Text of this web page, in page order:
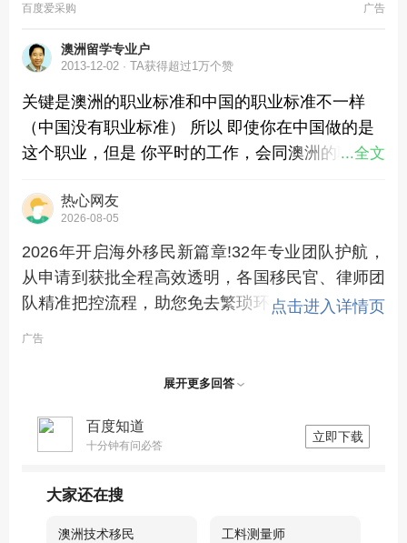
百度爱采购 广告
澳洲留学专业户
2013-12-02 TA获得超过1万个赞
关键是澳洲的职业标准和中国的职业标准不一样
（中国没有职业标准） 所以 即使你在中国做的是
这个职业，但是 你平时的工作，会同澳洲的职业
工作如果不符合澳洲的职业标准，你的经验就不算
数 在国内申请移民，非常难。 另外 澳洲任何一个
省 不会担保从来没有在这个省学习和工作过的人
的，除了医生。
...全文
热心网友
2026-08-05
2026年开启海外移民新篇章!32年专业团队护航，
从申请到获批全程高效透明，各国移民官、律师团
队精准把控流程，助您免去繁琐环节，直通绿卡。
让梦想落地更简单。
点击进入详情页
广告
展开更多回答
百度知道
十分钟有问必答
立即下载
大家还在搜
澳洲技术移民 工料测量师